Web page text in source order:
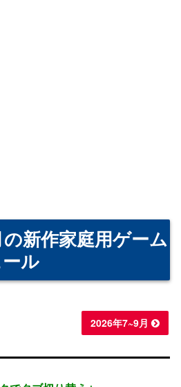
新作家庭用ゲーム
ル
2026年7~9月